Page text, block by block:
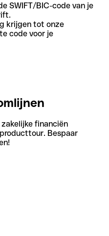
SWIFT/BIC-code van je
krijgen tot onze
code voor je
financiën
Bespaar